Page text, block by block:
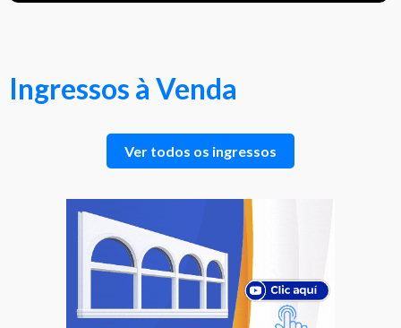
Ingressos à Venda
Ver todos os ingressos